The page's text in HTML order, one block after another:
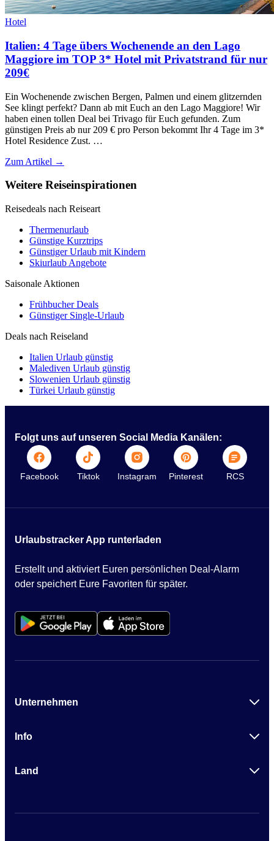
Hotel
Italien: 4 Tage übers Wochenende an den Lago
Maggiore im TOP 3* Hotel mit Privatstrand für nur
209€
Ein Wochenende zwischen Bergen, Palmen und einem glitzernden
See klingt perfekt? Dann ab mit Euch an den Lago Maggiore! Wir
haben einen tollen Deal bei Trivago für Euch gefunden. Zum
günstigen Preis ab nur 209 € pro Person bekommt Ihr 4 Tage im 3*
Hotel Residence Zust. …
Zum Artikel →
Weitere Reiseinspirationen
Reisedeals nach Reiseart
Thermenurlaub
Günstige Kurztrips
Günstiger Urlaub mit Kindern
Skiurlaub Angebote
Saisonale Aktionen
Frühbucher Deals
Günstiger Single-Urlaub
Deals nach Reiseland
Italien Urlaub günstig
Malediven Urlaub günstig
Slowenien Urlaub günstig
Türkei Urlaub günstig